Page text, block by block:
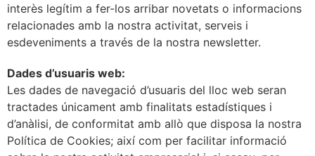
interès legítim a fer-los arribar novetats o informacions
relacionades amb la nostra activitat, serveis i
esdeveniments a través de la nostra newsletter.
Dades d’usuaris web:
Les dades de navegació d’usuaris del lloc web seran
tractades únicament amb finalitats estadístiques i
d’anàlisi, de conformitat amb allò que disposa la nostra
Política de Cookies; així com per facilitar informació